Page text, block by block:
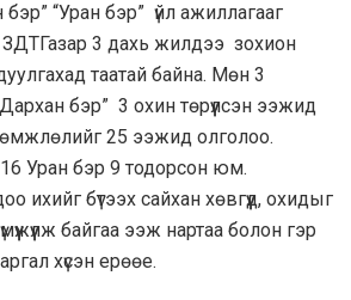
“Уран бэр” үйл ажиллагааг
3 дахь жилдээ зохион
таатай байна. Мөн 3
“Дархан бэр” 3 охин төрүүлсэн ээжид
25 ээжид олголоо.
Уран бэр 9 тодорсон юм.
ихийг бүтээх сайхан хөвгүүд, охидыг
байгаа ээж нартаа болон гэр
хүсэн ерөөе.